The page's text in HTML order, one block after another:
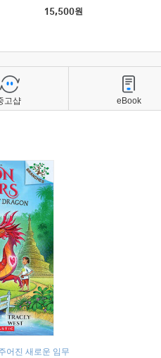
15,500원
어진 새로운 임무
고샵 eBook